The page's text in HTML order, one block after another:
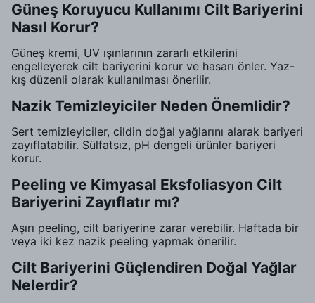
Güneş Koruyucu Kullanımı Cilt Bariyerini
Nasıl Korur?
Güneş kremi, UV ışınlarının zararlı etkilerini
engelleyerek cilt bariyerini korur ve hasarı önler. Yaz-
kış düzenli olarak kullanılması önerilir.
Nazik Temizleyiciler Neden Önemlidir?
Sert temizleyiciler, cildin doğal yağlarını alarak bariyeri
zayıflatabilir. Sülfatsız, pH dengeli ürünler bariyeri
korur.
Peeling ve Kimyasal Eksfoliasyon Cilt
Bariyerini Zayıflatır mı?
Aşırı peeling, cilt bariyerine zarar verebilir. Haftada bir
veya iki kez nazik peeling yapmak önerilir.
Cilt Bariyerini Güçlendiren Doğal Yağlar
Nelerdir?